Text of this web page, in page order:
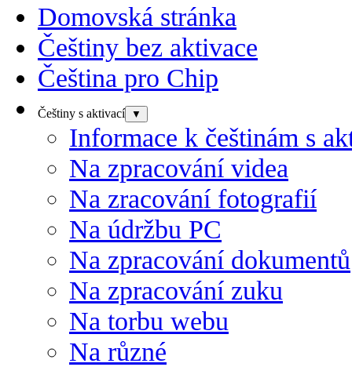
Domovská stránka
Češtiny bez aktivace
Čeština pro Chip
Češtiny s aktivací ▼
Informace k češtinám s
Na zpracování videa
Na zracování fotografií
Na údržbu PC
Na zpracování dokumentů
Na zpracování zuku
Na torbu webu
Na různé